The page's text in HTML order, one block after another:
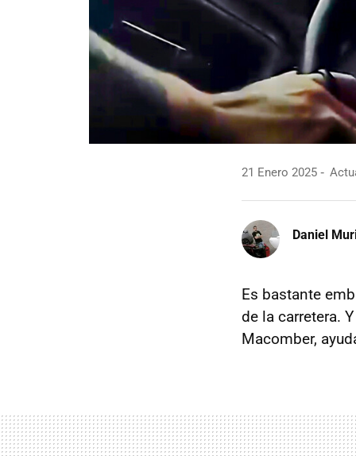
21 Enero 2025
Daniel
Es bastante
de la carretera.
Macomber,